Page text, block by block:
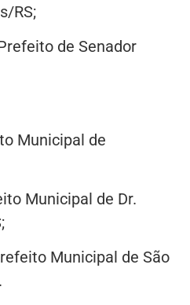
RS;
de Senador
Municipal de
Municipal de Dr.
Municipal de São